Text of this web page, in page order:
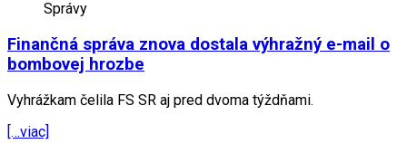
Správy
Finančná správa znova dostala výhražný e-mail o
bombovej hrozbe
Vyhrážkam čelila FS SR aj pred dvoma týždňami.
[…viac]